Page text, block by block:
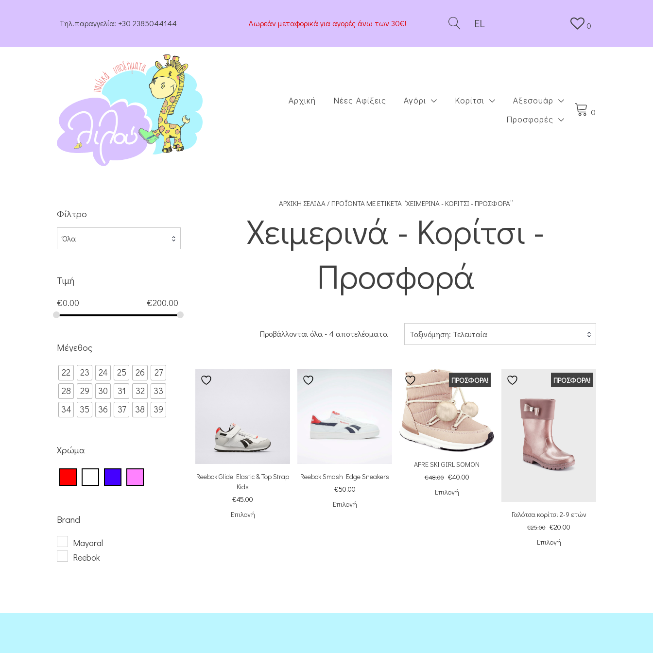
Tηλ.παραγγελία: +30 2385044144 Δωρεάν μεταφορικά για αγορές άνω των 30€! EL 0
Αρχική Νέες Αφίξεις Αγόρι Κορίτσι
Αξεσουάρ
Προσφορές
0
ΑΡΧΙΚΉ ΣΕΛΊΔΑ / ΠΡΟΪΌΝΤΑ ΜΕ ΕΤΙΚΈΤΑ “ΧΕΙΜΕΡΙΝΆ - ΚΟΡΊΤΣΙ - ΠΡΟΣΦΟΡΆ”
Χειμερινά - Κορίτσι -
Προσφορά
Προβάλλονται όλα - 4 αποτελέσματα Ταξινόμηση: Τελευταία
Reebok Glide Elastic & Top Strap
Kids
€45.00
Επιλογή
Reebok Smash Edge Sneakers
€50.00
Επιλογή
ΠΡΟΣΦΟΡΆ!
APRE SKI GIRL SOMON
€48.00 €40.00
Επιλογή
ΠΡΟΣΦΟΡΆ!
Γαλότσα κορίτσι 2-9 ετών
€25.00 €20.00
Επιλογή
Φίλτρο
Όλα
Τιμή
€0.00 €200.00
Μέγεθος
22 23 24 25 26
27
28
29 30 31 32
33
34
35 36 37 38 39
Χρώμα
Brand
Mayoral
Reebok